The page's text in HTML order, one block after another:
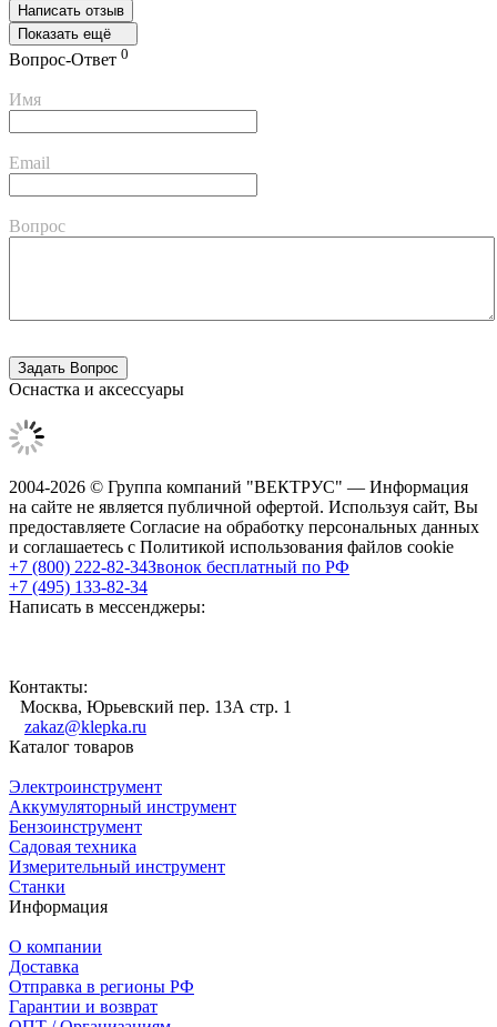
Написать отзыв
Показать ещё
Вопрос-Ответ 0
Имя
Email
Вопрос
Оснастка и аксессуары
2004-2026 © Группа компаний "ВЕКТРУС" — Информация
на сайте не является публичной офертой. Используя сайт, Вы
предоставляете Согласие на обработку персональных данных
и соглашаетесь с Политикой использования файлов cookie
+7 (800) 222-82-34Звонок бесплатный по РФ
+7 (495) 133-82-34
Написать в мессенджеры:
Контакты:
Москва, Юрьевский пер. 13А стр. 1
zakaz@klepka.ru
Каталог товаров
Электроинструмент
Аккумуляторный инструмент
Бензоинструмент
Садовая техника
Измерительный инструмент
Станки
Информация
О компании
Доставка
Отправка в регионы РФ
Гарантии и возврат